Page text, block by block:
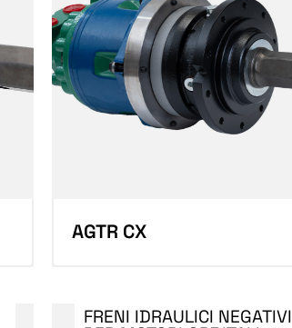
AGTR CX
FRENI IDRAULICI NEGATIVI